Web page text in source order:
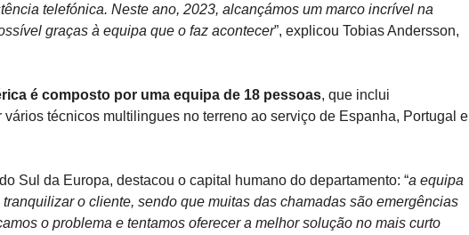
telefónica. Neste ano, 2023, alcançámos um marco incrível na
graças à equipa que o faz acontecer”, explicou Tobias Andersson,
é composto por uma equipa de 18 pessoas, que inclui
técnicos multilingues no terreno ao serviço de Espanha, Portugal e
Sul da Europa, destacou o capital humano do departamento: “a equipa
o cliente, sendo que muitas das chamadas são emergências
o problema e tentamos oferecer a melhor solução no mais curto